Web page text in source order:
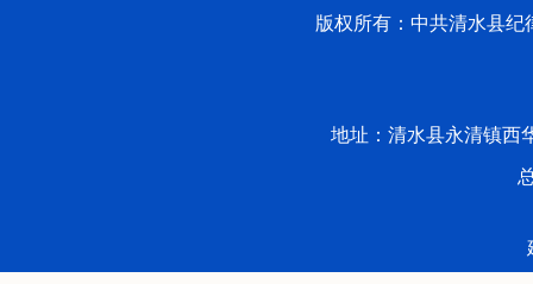
版权所有：中共清水县纪
地址：清水县永清镇西